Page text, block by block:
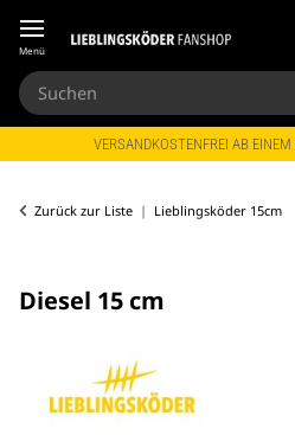
Menü
VERSANDKOSTENFREI AB
Zurück zur Liste Lieblingsköder 15cm
Diesel 15 cm